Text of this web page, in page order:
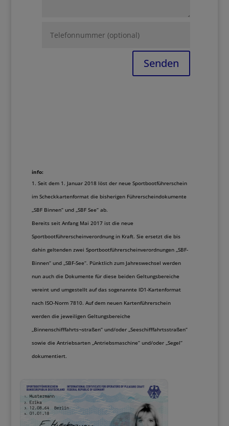
Senden
info:
Seit dem 1. Januar 2018 löst der neue Sportbootführerschein
im Scheckkartenformat die bisherigen Führerscheindokumente
„SBF Binnen“ und „SBF See“ ab.
Bereits seit Anfang Mai 2017 ist die neue
Sportbootführerscheinverordnung in Kraft. Sie ersetzt die bis
dahin geltenden zwei Sportbootführerscheinverordnungen „SBF-
Binnen“ und „SBF-See“. Pünktlich zum Jahreswechsel werden
nun auch die Dokumente für diese beiden Geltungsbereiche
vereint und umgestellt auf das sogenannte ID1-Kartenformat
nach ISO-Norm 7810. Auf dem neuen Kartenführerschein
werden die jeweiligen Geltungsbereiche
„Binnenschifffahrts¬straßen“ und/oder „Seeschifffahrtsstraßen“
sowie die Antriebsarten „Antriebsmaschine“ und/oder „Segel“
dokumentiert.